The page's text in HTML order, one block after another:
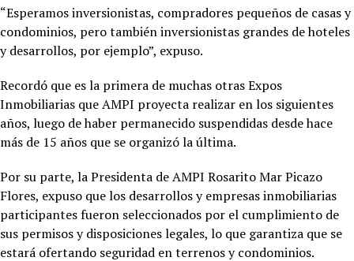
“Esperamos inversionistas, compradores pequeños de casas y
condominios, pero también inversionistas grandes de hoteles
y desarrollos, por ejemplo”, expuso.
Recordó que es la primera de muchas otras Expos
Inmobiliarias que AMPI proyecta realizar en los siguientes
años, luego de haber permanecido suspendidas desde hace
más de 15 años que se organizó la última.
Por su parte, la Presidenta de AMPI Rosarito Mar Picazo
Flores, expuso que los desarrollos y empresas inmobiliarias
participantes fueron seleccionados por el cumplimiento de
sus permisos y disposiciones legales, lo que garantiza que se
estará ofertando seguridad en terrenos y condominios.